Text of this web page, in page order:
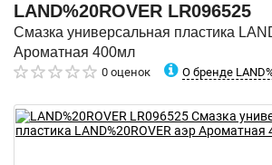
LAND%20ROVER LR096525
Смазка универсальная пластика
Ароматная 400мл
0 оценок О бренде